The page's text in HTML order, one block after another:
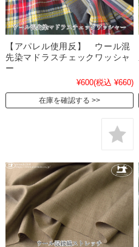
【アパレル使用反】 ウール混
先染マドラスチェックワッシャ
ー
¥600(税込 ¥660)
在庫を確認する